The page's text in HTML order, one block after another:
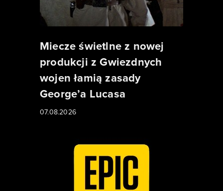
Miecze świetlne z nowej
produkcji z Gwiezdnych
wojen łamią zasady
George’a Lucasa
07.08.2026